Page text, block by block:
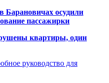
Барановичах осудили
пассажирки
квартиры, один
руководство для